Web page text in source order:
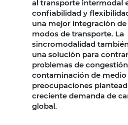
al transporte intermodal
confiabilidad y
una mejor integración
modos de transporte. La
sincromodalidad
una solución para
problemas de
contaminación de medio
preocupaciones
creciente demanda de
global.